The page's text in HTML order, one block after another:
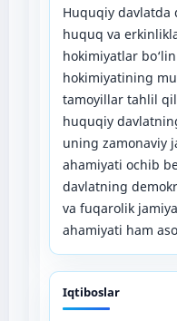
Huquqiy
huquq va
hokimiyatlar
hokimiyatining
tamoyillar tahlil
huquqiy
uning zamonaviy
ahamiyati ochib
davlatning
va fuqarolik
ahamiyati ham
Iqtiboslar